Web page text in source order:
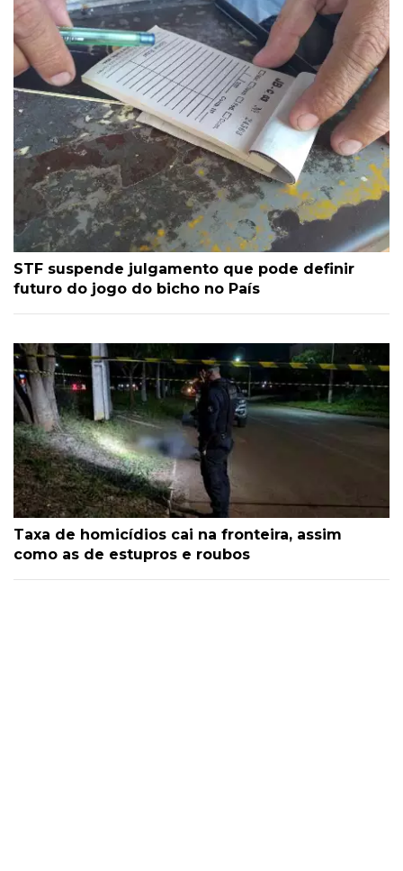
STF suspende julgamento que pode definir
futuro do jogo do bicho no País
Taxa de homicídios cai na fronteira, assim
como as de estupros e roubos